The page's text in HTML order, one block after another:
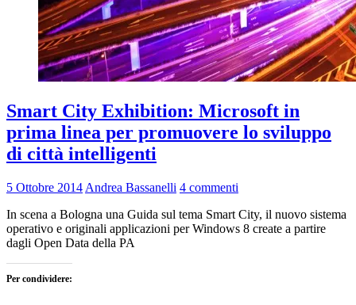
Smart City Exhibition: Microsoft in
prima linea per promuovere lo sviluppo
di città intelligenti
5 Ottobre 2014 Andrea Bassanelli 4 commenti
In scena a Bologna una Guida sul tema Smart City, il nuovo sistema
operativo e originali applicazioni per Windows 8 create a partire
dagli Open Data della PA
Per condividere: